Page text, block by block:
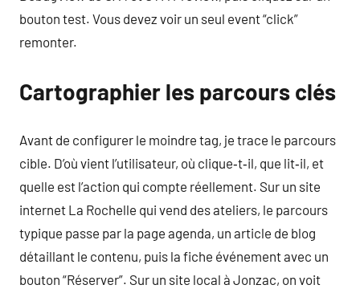
bouton test. Vous devez voir un seul event “click”
remonter.
Cartographier les parcours clés
Avant de configurer le moindre tag, je trace le parcours
cible. D’où vient l’utilisateur, où clique‑t‑il, que lit‑il, et
quelle est l’action qui compte réellement. Sur un site
internet La Rochelle qui vend des ateliers, le parcours
typique passe par la page agenda, un article de blog
détaillant le contenu, puis la fiche événement avec un
bouton “Réserver”. Sur un site local à Jonzac, on voit